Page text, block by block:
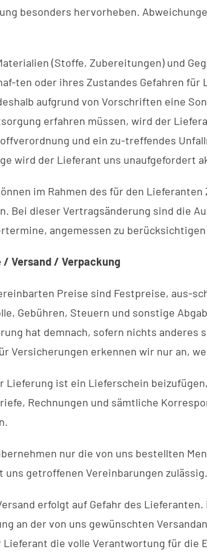
besonders hervorheben.
(Stoffe, Zubereitungen) und
ten oder ihres Zustandes Gefahren für
aufgrund von Vorschriften eine
erfahren müssen, wird der
und ein zu-treffendes
wird der Lieferant uns unaufgefordert
im Rahmen des für den
Bei dieser Vertragsänderung sind die
angemessen zu
/ Versand / Verpackung
Preise sind Festpreise, aus-
Gebühren, Steuern und sonstige
hat demnach, sofern nichts anderes
Versicherungen erkennen wir nur an,
Lieferung ist ein Lieferschein
Rechnungen und sämtliche
nur die von uns bestellten
uns getroffenen Vereinbarungen zulässig.
erfolgt auf Gefahr des
an der von uns gewünschten
die volle Verantwortung für die